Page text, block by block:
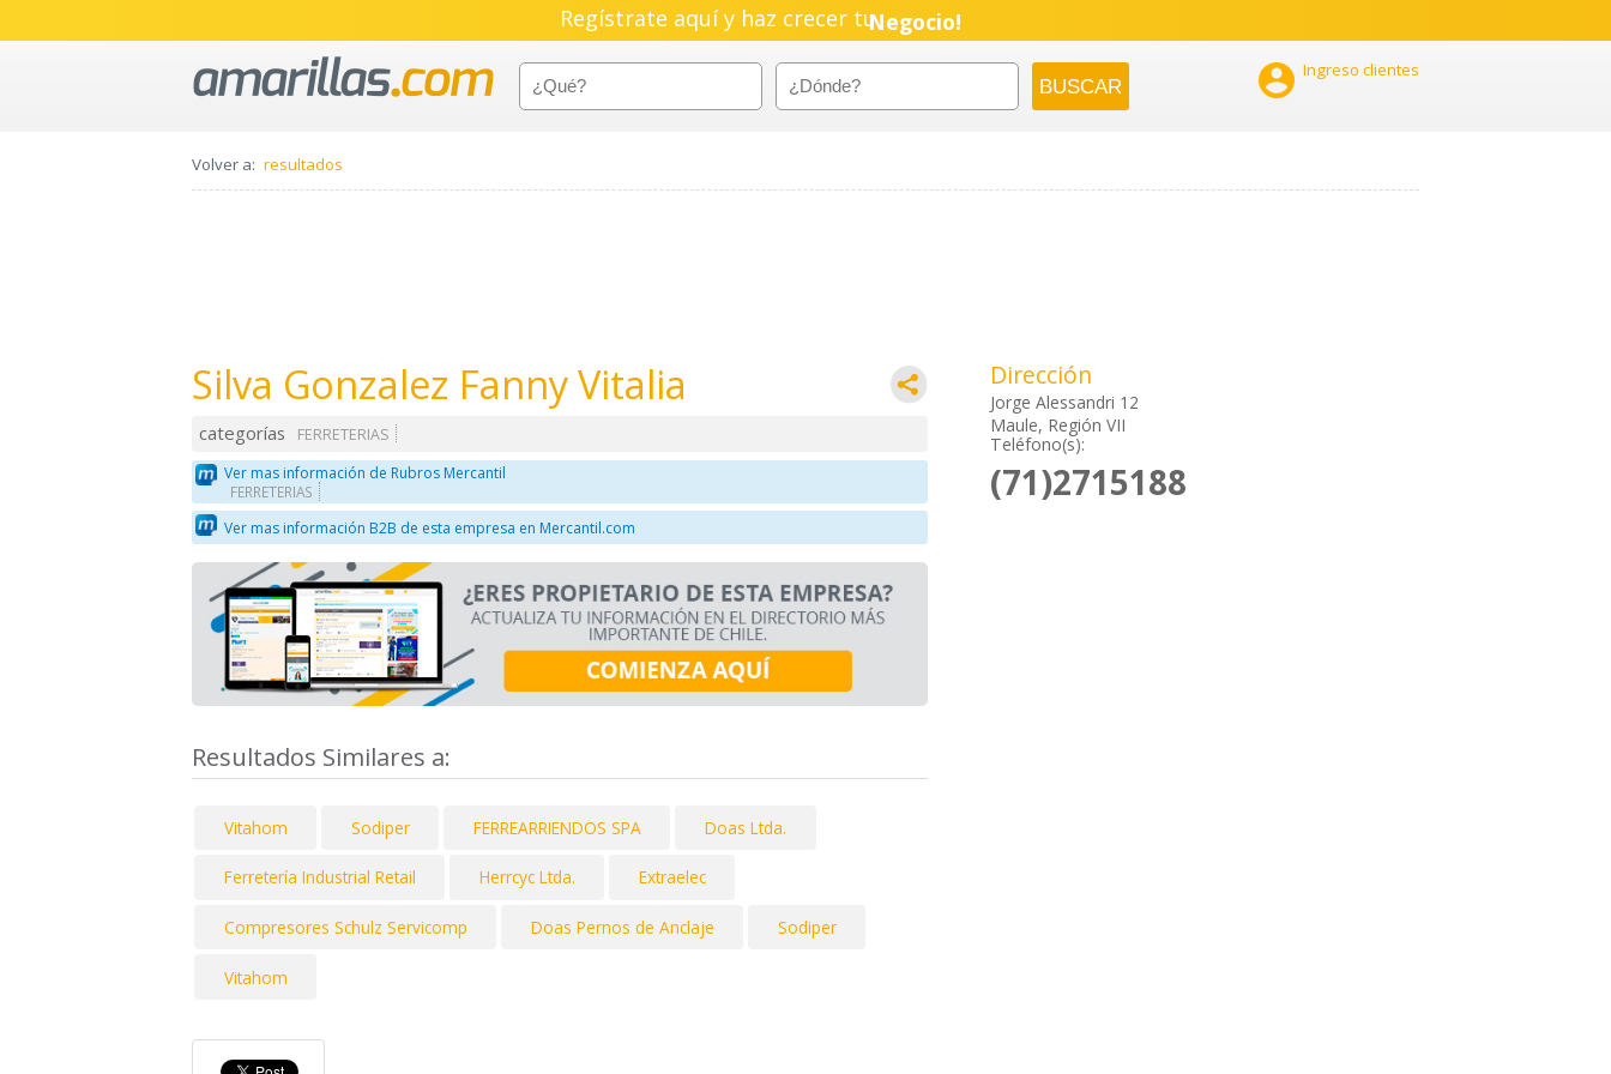
Regístrate aquí y haz crecer tuEmpresa!
Negocio!
 Ingreso clientes
Volver a: resultados
Silva Gonzalez Fanny Vitalia
categorías
FERRETERIAS
Ver mas información de Rubros Mercantil
FERRETERIAS
Ver mas información B2B de esta empresa en Mercantil.com
Resultados Similares a:
Vitahom Sodiper FERREARRIENDOS SPA Doas Ltda.
Ferretería Industrial Retail Herrcyc Ltda. Extraelec
Compresores Schulz Servicomp Doas Pernos de Anclaje Sodiper
Vitahom
Dirección
Jorge Alessandri 12
Maule, Región VII
Teléfono(s):
(71)2715188